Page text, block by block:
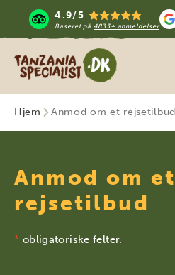
4.9/5
Baseret på 4833+ anmeldelser
Tanzania Specialist
Hjem Anmod om et rejsetilbud
Anmod om et
rejsetilbud
* obligatoriske felter.